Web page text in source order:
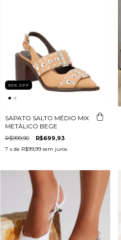
30% OFF
SAPATO SALTO MÉDIO MIX
METÁLICO BEGE
R$999,90 R$699,93
7 x de R$99,99 sem juros